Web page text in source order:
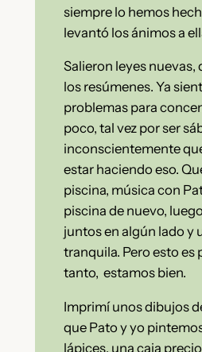
siempre lo hemos
levantó los ánimos a
Salieron leyes nuevas,
los resúmenes. Ya
problemas para
poco, tal vez por ser
inconscientemente
estar haciendo eso.
piscina, música con
piscina de nuevo,
juntos en algún lado y
tranquila. Pero esto es
tanto, estamos bien.
Imprimí unos dibujos
que Pato y yo
lápices, una caja